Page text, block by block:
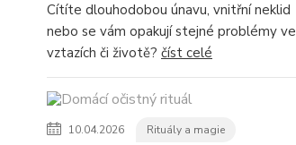
Cítíte dlouhodobou únavu, vnitřní neklid
nebo se vám opakují stejné problémy ve
vztazích či životě? číst celé
10.04.2026 Rituály a magie